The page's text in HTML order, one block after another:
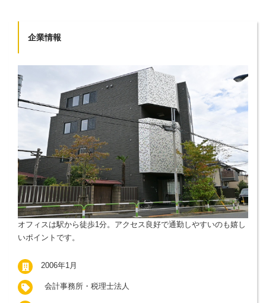
企業情報
オフィスは駅から徒歩1分。アクセス良好で通勤しやすいのも嬉し
いポイントです。
2006年1月
会計事務所・税理士法人